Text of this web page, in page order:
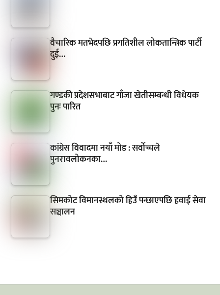
वैचारिक मतभेदपछि प्रगतिशील लोकतान्त्रिक पार्टी
दुई…
गण्डकी प्रदेशसभाबाट गाँजा खेतीसम्बन्धी विधेयक
पुनः पारित
कांग्रेस विवादमा नयाँ मोड : सर्वोच्चले
पुनरावलोकनका…
सिमकोट विमानस्थलको हिउँ पन्छाएपछि हवाई सेवा
सञ्चालन